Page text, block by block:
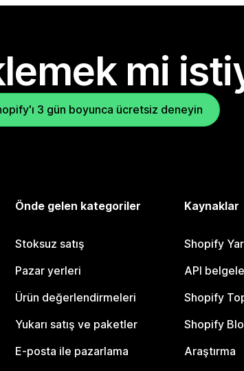
mi
3 gün boyunca ücretsiz deneyin
Önde gelen kategoriler
Stoksuz satış
Pazar yerleri
Ürün değerlendirmeleri
Yukarı satış ve paketler
E-posta ile pazarlama
Kaynaklar
Shopify
API
Shopify
Shopify
Araştırma